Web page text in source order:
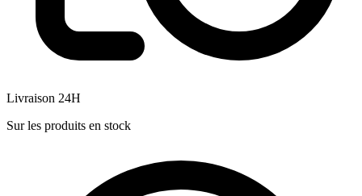
Livraison 24H
Sur les produits en stock